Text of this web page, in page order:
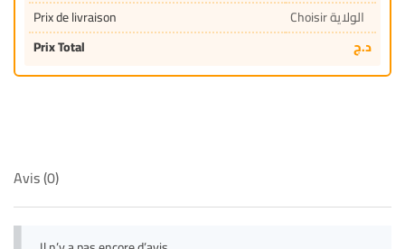
Prix de livraison
Choisir الولاية
Prix Total
د.ج
Avis (0)